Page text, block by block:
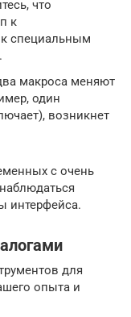
что
к
специальным
макроса меняют
один
возникнет
с очень
интерфейса.
для
опыта и